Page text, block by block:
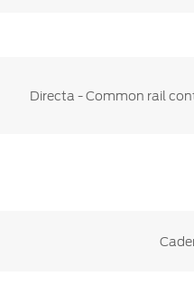
Directa - Common rail